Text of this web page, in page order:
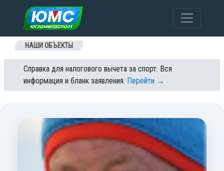
Перейти к содержанию
НАШИ ОБЪЕКТЫ
Справка для налогового вычета за спорт. Вся
информация и бланк заявления. Перейти →